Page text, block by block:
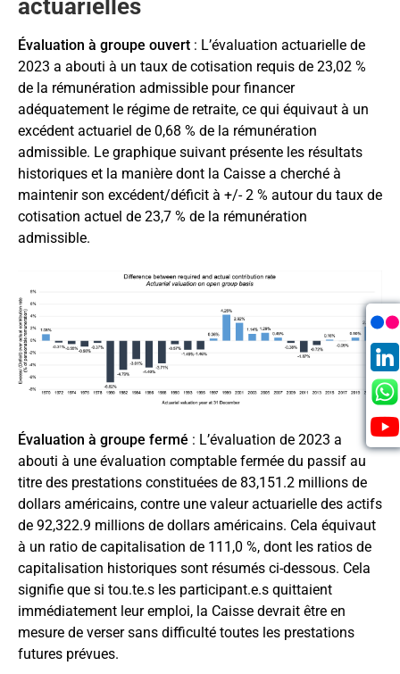
actuarielles
Évaluation à groupe ouvert : L’évaluation actuarielle de
2023 a abouti à un taux de cotisation requis de 23,02 %
de la rémunération admissible pour financer
adéquatement le régime de retraite, ce qui équivaut à un
excédent actuariel de 0,68 % de la rémunération
admissible. Le graphique suivant présente les résultats
historiques et la manière dont la Caisse a cherché à
maintenir son excédent/déficit à +/- 2 % autour du taux de
cotisation actuel de 23,7 % de la rémunération
admissible.
Évaluation à groupe fermé : L’évaluation de 2023 a
abouti à une évaluation comptable fermée du passif au
titre des prestations constituées de 83,151.2 millions de
dollars américains, contre une valeur actuarielle des actifs
de 92,322.9 millions de dollars américains. Cela équivaut
à un ratio de capitalisation de 111,0 %, dont les ratios de
capitalisation historiques sont résumés ci-dessous. Cela
signifie que si tou.te.s les participant.e.s quittaient
immédiatement leur emploi, la Caisse devrait être en
mesure de verser sans difficulté toutes les prestations
futures prévues.